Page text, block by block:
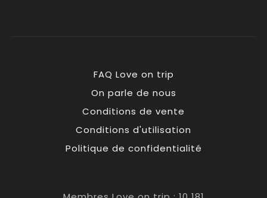
FAQ Love on trip
On parle de nous
Conditions de vente
Conditions d'utilisation
Politique de confidentialité